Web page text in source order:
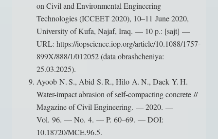
on Civil and Environmental Engineering
Technologies (ICCEET 2020), 10–11 June 2020,
University of Kufa, Najaf, Iraq. — 10 p.: [sajt] —
URL: https://iopscience.iop.org/article/10.1088/1757-
899X/888/1/012052 (data obrashcheniya:
25.03.2025).
Ayoob N. S., Abid S. R., Hilo A. N., Daek Y. H.
Water-impact abrasion of self-compacting concrete //
Magazine of Civil Engineering. — 2020. —
Vol. 96. — No. 4. — P. 60–69. — DOI:
10.18720/MCE.96.5.